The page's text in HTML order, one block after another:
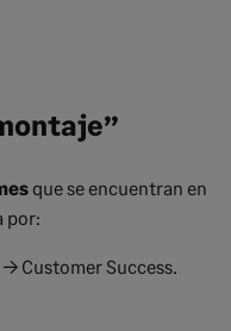
que se encuentran en
por:
Customer Success.